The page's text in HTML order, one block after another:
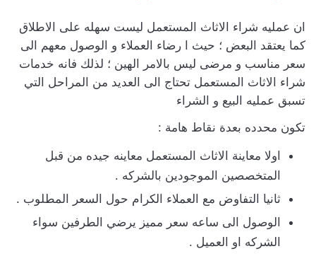
ان عمليه شراء الاثاث المستعمل ليست سهله على الاطلاق
كما يعتقد البعض ؛ حيث ا رضاء العملاء و الوصول معهم الى
سعر مناسب و مرضى ليس بالامر الهين ؛ لذلك فانه خدمات
شراء الاثاث المستعمل تحتاج الى العديد من المراحل التي
تسبق عمليه البيع و الشراء
تكون محدده بعدة نقاط هامة :
اولا معاينة الاثاث المستعمل معاينه جيده من قبل
المتخصصين الموجودين بالشركه .
ثانيا التفاوض مع العملاء الكرام حول السعر المطلوب .
الوصول الى ساعه سعر مميز يرضي الطرفين سواء
الشركه او العميل .